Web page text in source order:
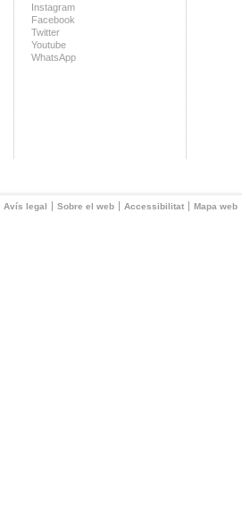
Instagram
Facebook
Twitter
Youtube
WhatsApp
Avís legal Sobre el web Accessibilitat Mapa web